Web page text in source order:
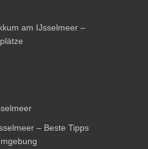
am IJsselmeer –
– Beste Tipps